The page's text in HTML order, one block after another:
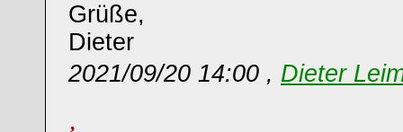
Grüße,
Dieter
2021/09/20 14:00 , Dieter